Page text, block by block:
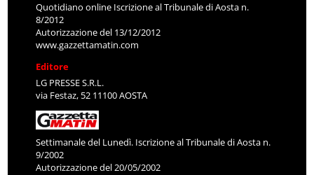
Quotidiano online Iscrizione al Tribunale di Aosta n.
8/2012
Autorizzazione del 13/12/2012
www.gazzettamatin.com
Editore
LG PRESSE S.R.L.
via Festaz, 52 11100 AOSTA
Settimanale del Lunedì. Iscrizione al Tribunale di Aosta n.
9/2002
Autorizzazione del 20/05/2002